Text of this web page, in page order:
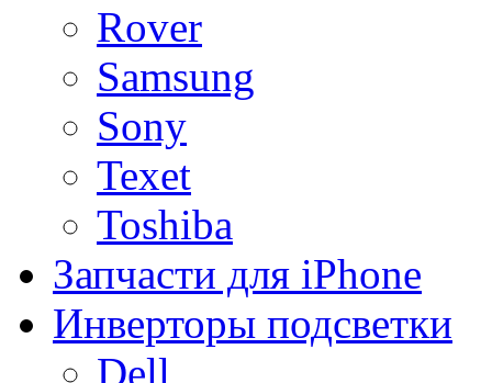
Rover
Samsung
Sony
Texet
Toshiba
Запчасти для iPhone
Инверторы подсветки
Dell